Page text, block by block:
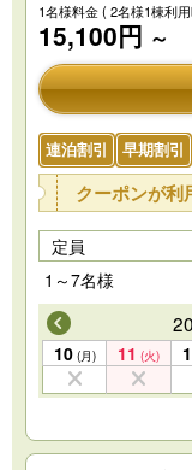
1名様料金( 2名様1棟利
15,100円 ～
連泊割引 早期割引
クーポンが利
定員
1～7名様
10 (月) 11 (火)